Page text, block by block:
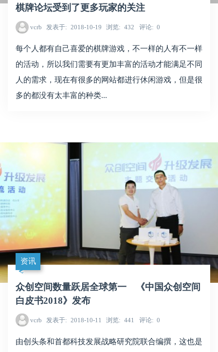
棋牌论坛受到了更多玩家的关注
vcrb 发表于 2018-10-19 浏览 432 评论 0
每个人都有自己喜爱的棋牌游戏，不一样的人有不一样
的活动，所以我们需要有更加丰富的活动才能满足不同
人的需求，现在有很多的网站都进行休闲游戏，但是很
多的都没有太丰富的种类...
资讯
众创空间数量跃居全球第一 《中国众创空间
白皮书2018》发布
vcrb 发表于 2018-10-11 浏览 441 评论 0
由创头条和首都科技发展战略研究院联合编撰，这也是